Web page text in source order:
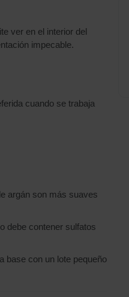
ver en el interior del
impecable.
cuando se trabaja
argán son más suaves
debe contener sulfatos
base con un lote pequeño